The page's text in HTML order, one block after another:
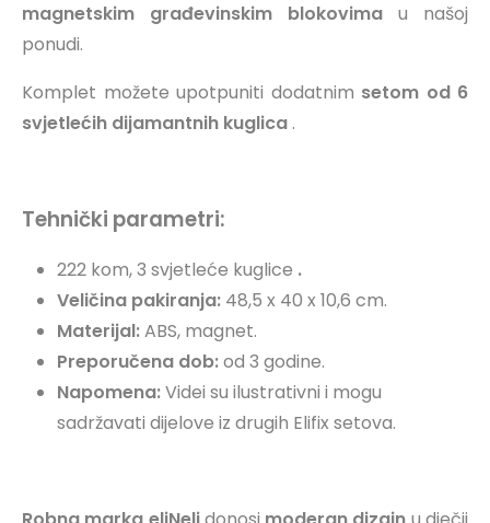
magnetskim građevinskim blokovima u našoj
ponudi.
Komplet možete upotpuniti dodatnim setom od 6
svjetlećih dijamantnih kuglica .
Tehnički parametri:
222 kom, 3 svjetleće kuglice .
Veličina pakiranja: 48,5 x 40 x 10,6 cm.
Materijal:ABS, magnet.
Preporučena dob:od 3 godine.
Napomena:Videi su ilustrativni i mogu
sadržavati dijelove iz drugih Elifix setova.